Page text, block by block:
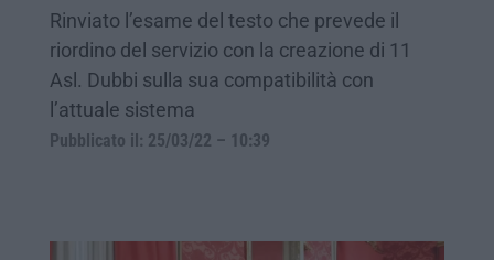
Rinviato l’esame del testo che prevede il
riordino del servizio con la creazione di 11
Asl. Dubbi sulla sua compatibilità con
l’attuale sistema
Pubblicato il: 25/03/22 – 10:39